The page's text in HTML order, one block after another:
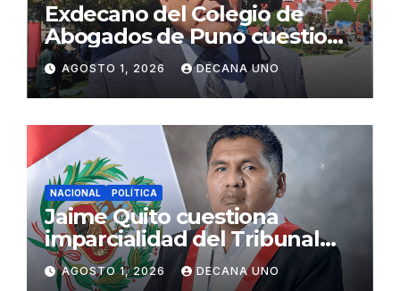
Exdecano del Colegio de
Abogados de Puno cuestiona
propuestas sobre seguridad
ciudadana
AGOSTO 1, 2026 DECANA UNO
NACIONAL POLÍTICA
Jaime Quito cuestiona
imparcialidad del Tribunal
Constitucional tras liberación
de Ollanta Humala
AGOSTO 1, 2026 DECANA UNO